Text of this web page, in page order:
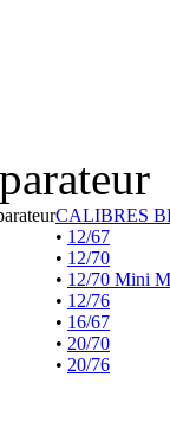
CALIBRES
• 12/67
• 12/70
• 12/70 Mini
• 12/76
• 16/67
• 20/70
• 20/76